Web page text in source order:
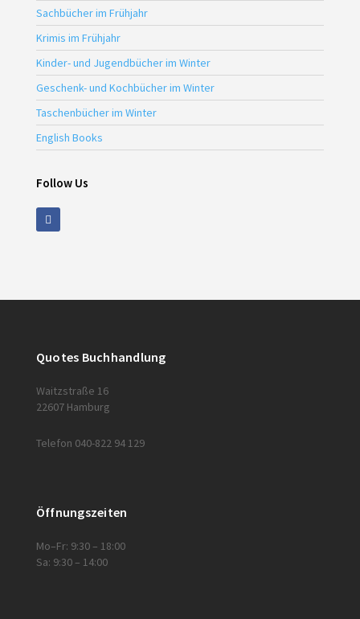
Sachbücher im Frühjahr
Krimis im Frühjahr
Kinder- und Jugendbücher im Winter
Geschenk- und Kochbücher im Winter
Taschenbücher im Winter
English Books
Follow Us
Quotes Buchhandlung
Waitzstraße 16
22607 Hamburg
Telefon 040-822 94 129
Öffnungszeiten
Mo–Fr: 9:30 – 18:00
Sa: 9:30 – 14:00